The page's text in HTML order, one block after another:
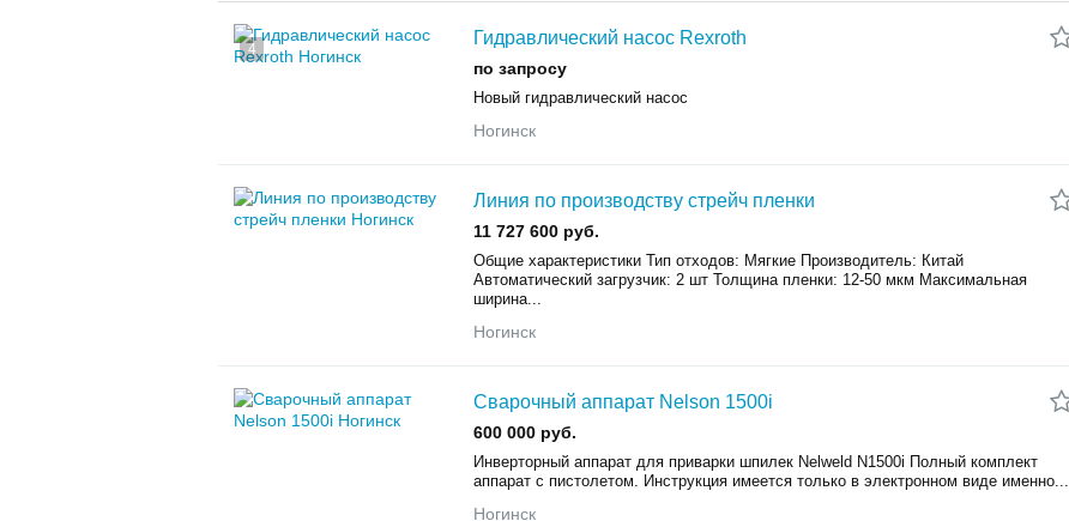
4
Гидравлический насос Rexroth
по запросу
Новый гидравлический насос
Ногинск
Линия по производству стрейч пленки
11 727 600 руб.
Общие характеристики Тип отходов: Мягкие Производитель: Китай
Автоматический загрузчик: 2 шт Толщина пленки: 12-50 мкм Максимальная
ширина...
Ногинск
Сварочный аппарат Nelson 1500i
600 000 руб.
Инверторный аппарат для приварки шпилек Nelweld N1500i Полный комплект
аппарат с пистолетом. Инструкция имеется только в электронном виде именно...
Ногинск